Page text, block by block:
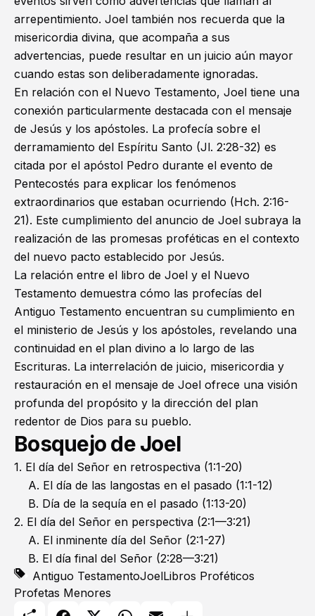
arrepentimiento. Joel también nos recuerda que la
misericordia divina, que acompaña a sus
advertencias, puede resultar en un juicio aún mayor
cuando estas son deliberadamente ignoradas.
En relación con el Nuevo Testamento, Joel tiene una
conexión particularmente destacada con el mensaje
de Jesús y los apóstoles. La profecía sobre el
derramamiento del Espíritu Santo (Jl. 2:28-32) es
citada por el apóstol Pedro durante el evento de
Pentecostés para explicar los fenómenos
extraordinarios que estaban ocurriendo (Hch. 2:16-
21). Este cumplimiento del anuncio de Joel subraya la
realización de las promesas proféticas en el contexto
del nuevo pacto establecido por Jesús.
La relación entre el libro de Joel y el Nuevo
Testamento demuestra cómo las profecías del
Antiguo Testamento encuentran su cumplimiento en
el ministerio de Jesús y los apóstoles, revelando una
continuidad en el plan divino a lo largo de las
Escrituras. La interrelación de juicio, misericordia y
restauración en el mensaje de Joel ofrece una visión
profunda del propósito y la dirección del plan
redentor de Dios para su pueblo.
Bosquejo de Joel
1. El día del Señor en retrospectiva (1:1-20)
A. El día de las langostas en el pasado (1:1-12)
B. Día de la sequía en el pasado (1:13-20)
2. El día del Señor en perspectiva (2:1—3:21)
A. El inminente día del Señor (2:1-27)
B. El día final del Señor (2:28—3:21)
Antiguo TestamentoJoelLibros Proféticos
Profetas Menores